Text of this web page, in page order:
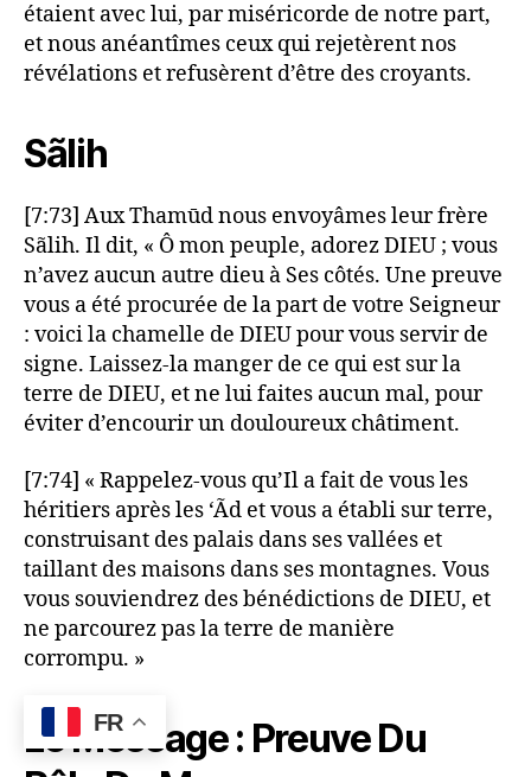
étaient avec lui, par miséricorde de notre part,
et nous anéantîmes ceux qui rejetèrent nos
révélations et refusèrent d’être des croyants.
Sãlih
[7:73] Aux Thamūd nous envoyâmes leur frère
Sãlih. Il dit, « Ô mon peuple, adorez DIEU ; vous
n’avez aucun autre dieu à Ses côtés. Une preuve
vous a été procurée de la part de votre Seigneur
: voici la chamelle de DIEU pour vous servir de
signe. Laissez-la manger de ce qui est sur la
terre de DIEU, et ne lui faites aucun mal, pour
éviter d’encourir un douloureux châtiment.
[7:74] « Rappelez-vous qu’Il a fait de vous les
héritiers après les ‘Ãd et vous a établi sur terre,
construisant des palais dans ses vallées et
taillant des maisons dans ses montagnes. Vous
vous souviendrez des bénédictions de DIEU, et
ne parcourez pas la terre de manière
corrompu. »
Le Message : Preuve Du
FR